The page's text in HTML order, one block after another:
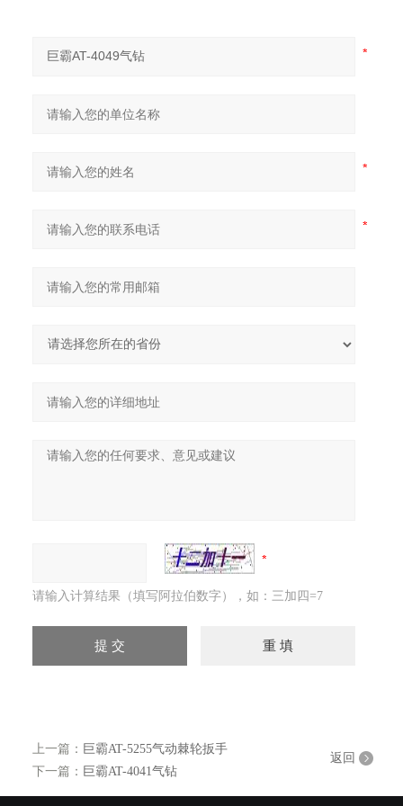
请输入计算结果（填写阿拉伯数字），如：三加四=7
上一篇： 巨霸AT-5255气动棘轮扳手
下一篇： 巨霸AT-4041气钻
返回